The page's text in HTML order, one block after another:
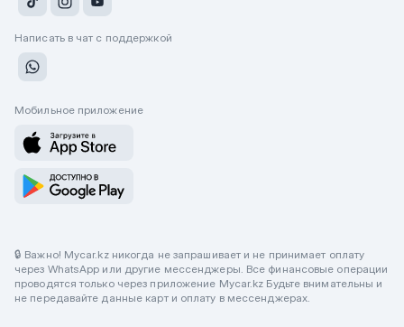
Написать в чат с поддержкой
Мобильное приложение
🔒 Важно! Mycar.kz никогда не запрашивает и не принимает оплату
через WhatsApp или другие мессенджеры. Все финансовые операции
проводятся только через приложение Mycar.kz Будьте внимательны и
не передавайте данные карт и оплату в мессенджерах.